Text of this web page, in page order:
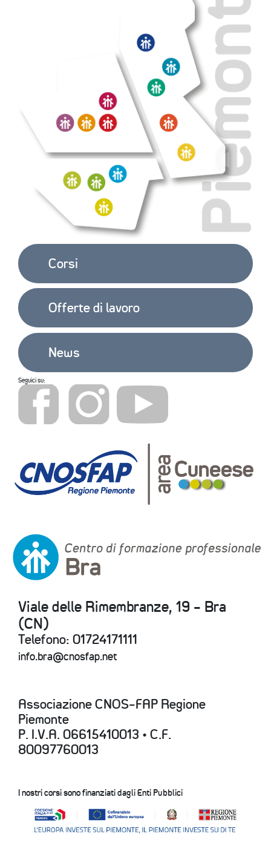
Corsi
Offerte di lavoro
News
Seguici su:
Viale delle Rimembranze, 19 - Bra
(CN)
Telefono: 01724171111
info.bra@cnosfap.net
Associazione CNOS-FAP Regione
Piemonte
P. I.V.A. 06615410013 • C.F.
80097760013
I nostri corsi sono finanziati dagli Enti Pubblici